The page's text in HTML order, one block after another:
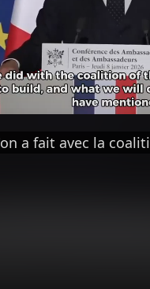
a fait avec la